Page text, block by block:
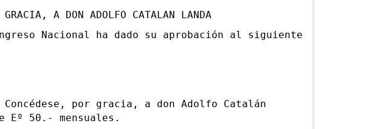
GRACIA, A DON ADOLFO CATALAN LANDA
Nacional ha dado su aprobación al siguiente
por gracia, a don Adolfo Catalán
Eº 50.- mensuales.